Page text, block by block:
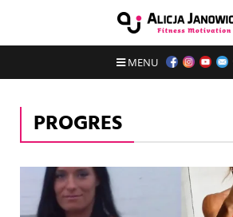
MENU
PROGRES